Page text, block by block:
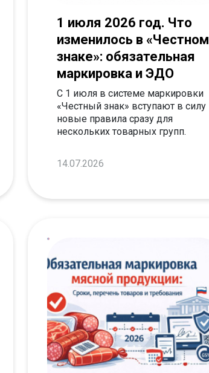
1 июля 2026 год. Что
изменилось в «Честном
знаке»: обязательная
маркировка и ЭДО
С 1 июля в системе маркировки
«Честный знак» вступают в силу
новые правила сразу для
нескольких товарных групп.
14.07.2026